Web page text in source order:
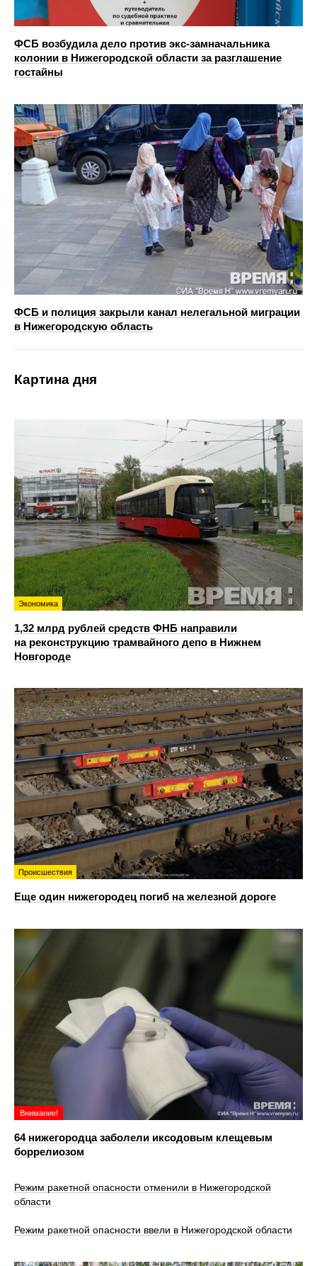
ФСБ возбудила дело против экс‑замначальника
колонии в Нижегородской области за разглашение
гостайны
ФСБ и полиция закрыли канал нелегальной миграции
в Нижегородскую область
Картина дня
Экономика
1,32 млрд рублей средств ФНБ направили
на реконструкцию трамвайного депо в Нижнем
Новгороде
Происшествия
Еще один нижегородец погиб на железной дороге
Внимание!
64 нижегородца заболели иксодовым клещевым
боррелиозом
Режим ракетной опасности отменили в Нижегородской
области
Режим ракетной опасности ввели в Нижегородской области